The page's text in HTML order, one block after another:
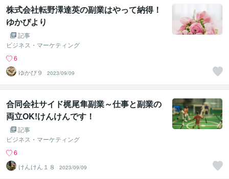
株式会社転野澤達英の副業はやって納得！
ゆかぴより
記事
ビジネス・マーケティング
6
ゆかぴ９
2023/09/09
合同会社サイド梶尾隼副業～仕事と副業の
両立OK!けんけんです！
記事
ビジネス・マーケティング
6
けんけん１８
2023/09/09